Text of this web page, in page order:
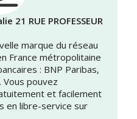
21 RUE PROFESSEUR
marque du réseau
France métropolitaine
: BNP Paribas,
Vous pouvez
et facilement
en libre-service sur